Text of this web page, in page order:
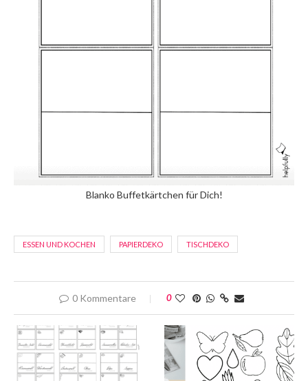
Blanko Buffetkärtchen für Dich!
ESSEN UND KOCHEN PAPIERDEKO TISCHDEKO
0 Kommentare 0